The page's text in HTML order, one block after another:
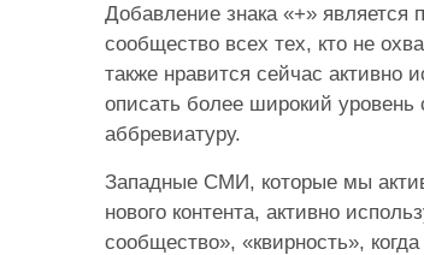
Добавление знака «+» является
сообщество всех тех, кто не
также нравится сейчас активно
описать более широкий
аббревиатуру.
Западные СМИ, которые мы
нового контента, активно
сообщество», «квирность»,